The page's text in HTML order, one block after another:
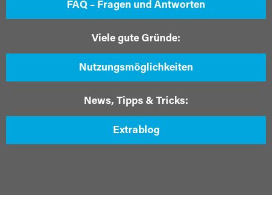
FAQ – Fragen und Antworten
Viele gute Gründe:
Nutzungsmöglichkeiten
News, Tipps & Tricks:
Extrablog